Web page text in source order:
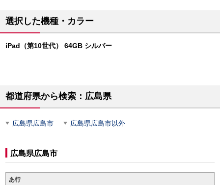
選択した機種・カラー
iPad（第10世代） 64GB シルバー
都道府県から検索：広島県
広島県広島市 広島県広島市以外
広島県広島市
あ行